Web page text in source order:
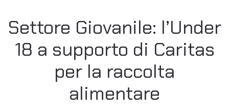
Settore Giovanile: l’Under
18 a supporto di Caritas
per la raccolta
alimentare